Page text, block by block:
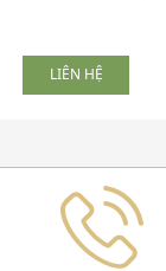
LIÊN HỆ